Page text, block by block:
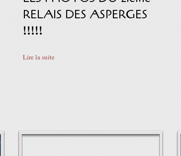
RELAIS DES ASPERGES
!!!!!
Lire la suite